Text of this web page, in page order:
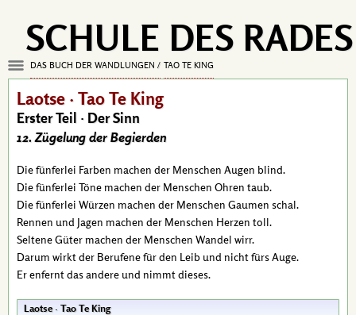
SCHULE DES RADES
DAS BUCH DER WANDLUNGEN TAO TE KING
Laotse · Tao Te King
Erster Teil · Der Sinn
12. Zügelung der Begierden
Die fünferlei Farben machen der Menschen Augen blind.
Die fünferlei Töne machen der Menschen Ohren taub.
Die fünferlei Würzen machen der Menschen Gaumen schal.
Rennen und Jagen machen der Menschen Herzen toll.
Seltene Güter machen der Menschen Wandel wirr.
Darum wirkt der Berufene für den Leib und nicht fürs Auge.
Er enfernt das andere und nimmt dieses.
Laotse · Tao Te King